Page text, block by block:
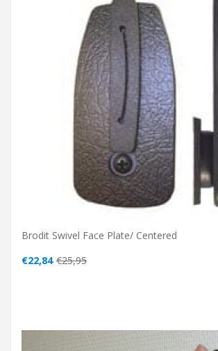
Brodit Swivel Face Plate/ Centered
€22,84 €25,95